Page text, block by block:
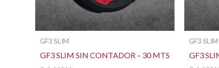
GF3 SLIM
GF3 SLIM SIN CONTADOR – 30 MTS
GF3 SLIM
GF3